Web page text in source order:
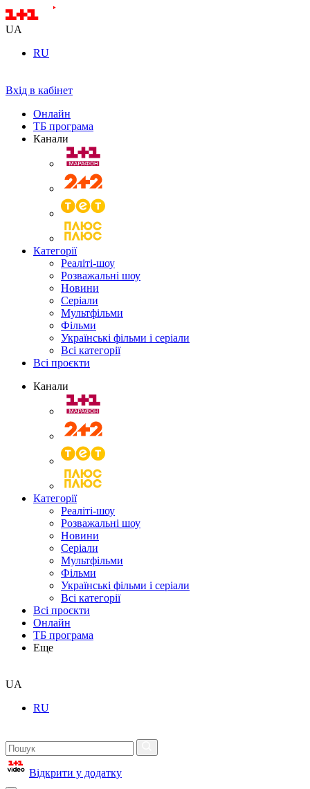
UA
RU
Вхід в кабінет
Онлайн
ТБ програма
Канали
Категорії
Реаліті-шоу
Розважальні шоу
Новини
Серіали
Мультфільми
Фільми
Українські фільми і серіали
Всі категорії
Всі проєкти
Канали
Категорії
Реаліті-шоу
Розважальні шоу
Новини
Серіали
Мультфільми
Фільми
Українські фільми і серіали
Всі категорії
Всі проєкти
Онлайн
ТБ програма
Еще
UA
RU
Відкрити у додатку